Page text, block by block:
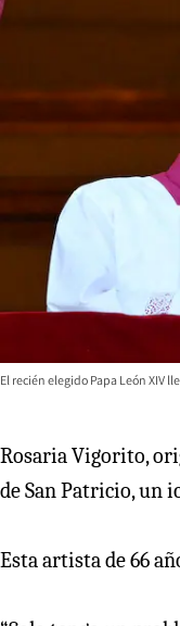
El recién elegido Papa León XIV
Rosaria Vigorito,
de San Patricio, un
Esta artista de 66